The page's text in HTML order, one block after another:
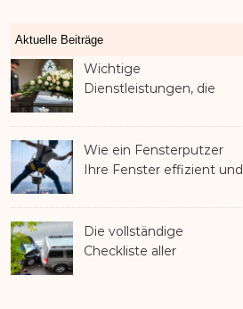
Aktuelle Beiträge
Wichtige
Dienstleistungen, die
Verlust eines geliebten
Menschen helfen können
Wie ein Fensterputzer
Ihre Fenster effizient und
Die vollständige
Checkliste aller